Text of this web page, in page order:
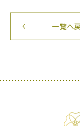
一覧へ